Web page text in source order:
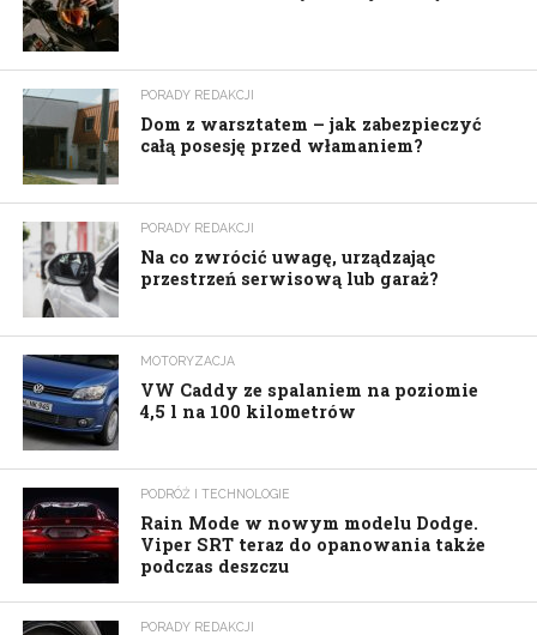
PORADY REDAKCJI
Dom z warsztatem – jak zabezpieczyć
całą posesję przed włamaniem?
PORADY REDAKCJI
Na co zwrócić uwagę, urządzając
przestrzeń serwisową lub garaż?
MOTORYZACJA
VW Caddy ze spalaniem na poziomie
4,5 l na 100 kilometrów
PODRÓŻ I TECHNOLOGIE
Rain Mode w nowym modelu Dodge.
Viper SRT teraz do opanowania także
podczas deszczu
PORADY REDAKCJI